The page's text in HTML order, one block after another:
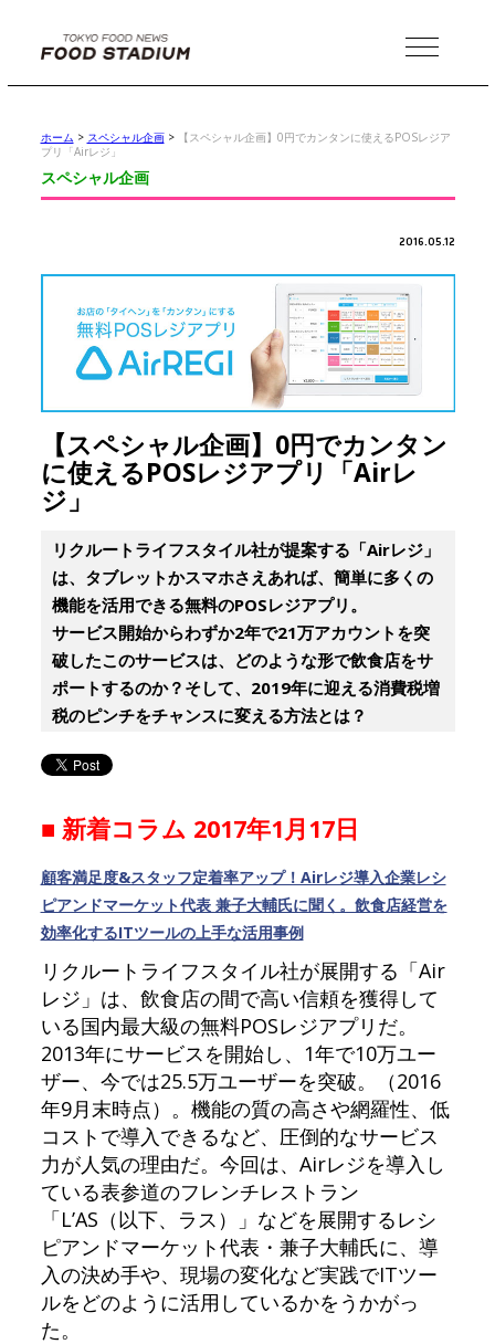
MENU
ホーム > スペシャル企画>
【スペシャル企画】0円でカンタンに使えるPOSレジア
プリ「Airレジ」
スペシャル企画
2016.05.12
【スペシャル企画】0円でカンタン
に使えるPOSレジアプリ「Airレ
ジ」
リクルートライフスタイル社が提案する「Airレジ」
は、タブレットかスマホさえあれば、簡単に多くの
機能を活用できる無料のPOSレジアプリ。
サービス開始からわずか2年で21万アカウントを突
破したこのサービスは、どのような形で飲食店をサ
ポートするのか？そして、2019年に迎える消費税増
税のピンチをチャンスに変える方法とは？
■ 新着コラム 2017年1月17日
顧客満足度&スタッフ定着率アップ！Airレジ導入企業レシ
ピアンドマーケット代表 兼子大輔氏に聞く。飲食店経営を
効率化するITツールの上手な活用事例
リクルートライフスタイル社が展開する「Air
レジ」は、飲食店の間で高い信頼を獲得して
いる国内最大級の無料POSレジアプリだ。
2013年にサービスを開始し、1年で10万ユー
ザー、今では25.5万ユーザーを突破。（2016
年9月末時点）。機能の質の高さや網羅性、低
コストで導入できるなど、圧倒的なサービス
力が人気の理由だ。今回は、Airレジを導入し
ている表参道のフレンチレストラン
「L’AS（以下、ラス）」などを展開するレシ
ピアンドマーケット代表・兼子大輔氏に、導
入の決め手や、現場の変化など実践でITツー
ルをどのように活用しているかをうかがっ
た。